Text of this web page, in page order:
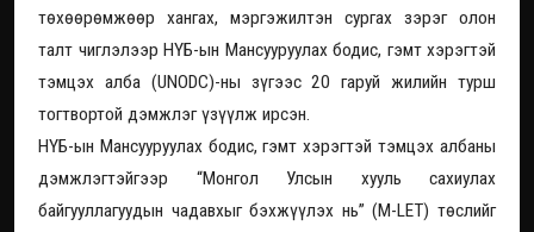
төхөөрөмжөөр хангах, мэргэжилтэн сургах зэрэг олон
талт чиглэлээр НҮБ-ын Мансууруулах бодис, гэмт хэрэгтэй
тэмцэх алба (UNODC)-ны зүгээс 20 гаруй жилийн турш
тогтвортой дэмжлэг үзүүлж ирсэн.
НҮБ-ын Мансууруулах бодис, гэмт хэрэгтэй тэмцэх албаны
дэмжлэгтэйгээр “Монгол Улсын хууль сахиулах
байгууллагуудын чадавхыг бэхжүүлэх нь” (M-LET) төслийг